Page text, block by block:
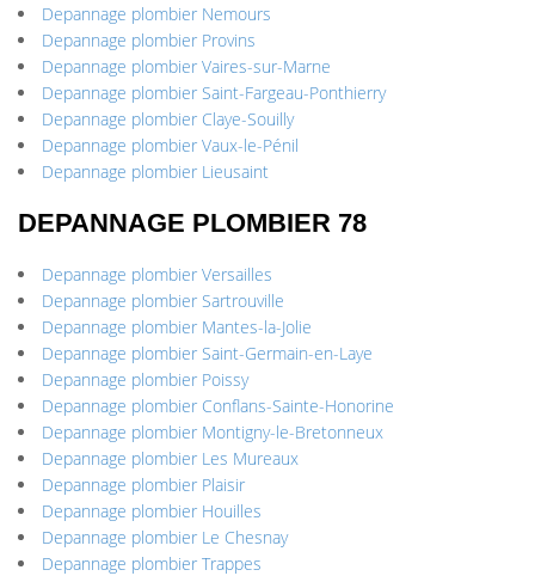
Depannage plombier Nemours
Depannage plombier Provins
Depannage plombier Vaires-sur-Marne
Depannage plombier Saint-Fargeau-Ponthierry
Depannage plombier Claye-Souilly
Depannage plombier Vaux-le-Pénil
Depannage plombier Lieusaint
DEPANNAGE PLOMBIER 78
Depannage plombier Versailles
Depannage plombier Sartrouville
Depannage plombier Mantes-la-Jolie
Depannage plombier Saint-Germain-en-Laye
Depannage plombier Poissy
Depannage plombier Conflans-Sainte-Honorine
Depannage plombier Montigny-le-Bretonneux
Depannage plombier Les Mureaux
Depannage plombier Plaisir
Depannage plombier Houilles
Depannage plombier Le Chesnay
Depannage plombier Trappes